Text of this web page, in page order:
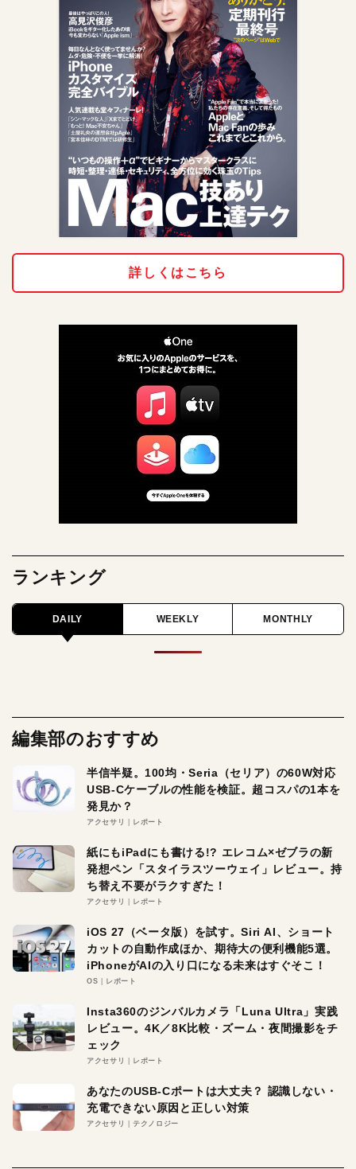
詳しくはこちら
ランキング
DAILY WEEKLY MONTHLY
編集部のおすすめ
半信半疑。100均・Seria（セリア）の60W対応
USB-Cケーブルの性能を検証。超コスパの1本を
発見か？
アクセサリ レポート
紙にもiPadにも書ける!? エレコム×ゼブラの新
発想ペン「スタイラスツーウェイ」レビュー。持
ち替え不要がラクすぎた！
アクセサリ レポート
iOS 27（ベータ版）を試す。Siri AI、ショート
カットの自動作成ほか、期待大の便利機能5選。
iPhoneがAIの入り口になる未来はすぐそこ！
OS レポート
Insta360のジンバルカメラ「Luna Ultra」実践
レビュー。4K／8K比較・ズーム・夜間撮影をチ
ェック
アクセサリ レポート
あなたのUSB-Cポートは大丈夫？ 認識しない・
充電できない原因と正しい対策
アクセサリ テクノロジー